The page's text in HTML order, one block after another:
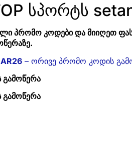
სპორტს
პრომო კოდები და მიიღეთ
– ორივე პრომო კოდის
გამოწერა
გამოწერა